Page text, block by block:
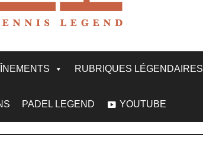
RUBRIQUES LÉGENDAIRES
PADEL LEGEND YOUTUBE